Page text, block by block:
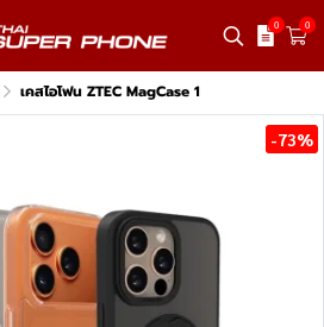
0 0
เคสไอโฟน ZTEC MagCase 1
-73%